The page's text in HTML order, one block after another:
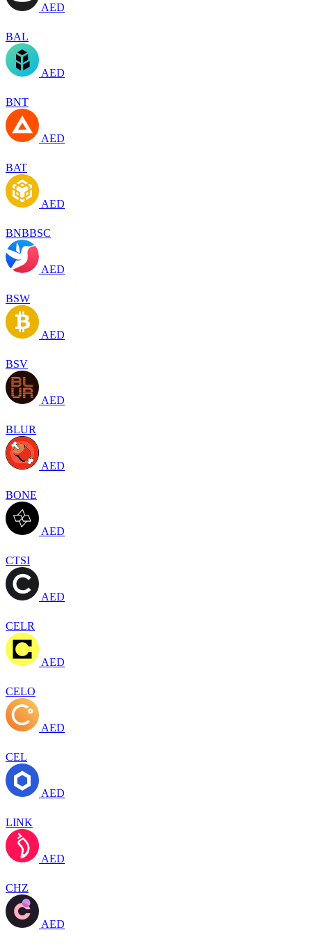
AED
BAL
AED
BNT
AED
BAT
AED
BNBBSC
AED
BSW
AED
BSV
AED
BLUR
AED
BONE
AED
CTSI
AED
CELR
AED
CELO
AED
CEL
AED
LINK
AED
CHZ
AED